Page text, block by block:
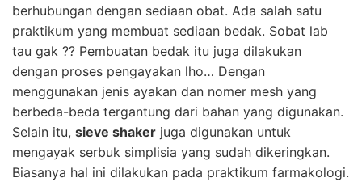
berhubungan dengan sediaan obat. Ada salah satu
praktikum yang membuat sediaan bedak. Sobat lab
tau gak ?? Pembuatan bedak itu juga dilakukan
dengan proses pengayakan lho… Dengan
menggunakan jenis ayakan dan nomer mesh yang
berbeda-beda tergantung dari bahan yang digunakan.
Selain itu, sieve shaker juga digunakan untuk
mengayak serbuk simplisia yang sudah dikeringkan.
Biasanya hal ini dilakukan pada praktikum farmakologi.